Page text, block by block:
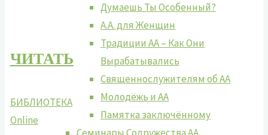
Думаешь Ты Особенный?
А.А. для Женщин
Традиции АА – Как Они
Вырабатывались
Священнослужителям об АА
Молодёжь и АА
Памятка заключённому
ЧИТАТЬ
БИБЛИОТЕКА
Online